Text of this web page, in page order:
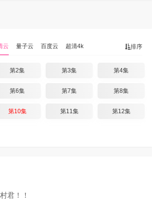
排序
云 量子云 百度云 超清4k
第2集 第3集 第4集
第6集 第7集 第8集
第10集 第11集 第12集
君！！